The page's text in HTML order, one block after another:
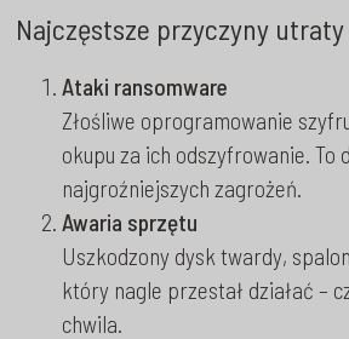
Najczęstsze przyczyny
Ataki ransomware
Złośliwe oprogramowanie
okupu za ich odszyfrowanie. To
najgroźniejszych zagrożeń.
Awaria sprzętu
Uszkodzony dysk twardy,
który nagle przestał działać –
chwila.